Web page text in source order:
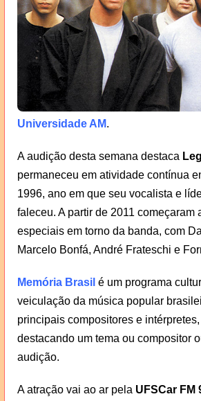
Universidade AM.
A audição desta semana destaca
permaneceu em atividade contínua
1996, ano em que seu vocalista e
faleceu. A partir de 2011 começaram
especiais em torno da banda, com
Marcelo Bonfá, André Frateschi e
Memória Brasil é um programa
veiculação da música popular
principais compositores e
destacando um tema ou compositor
audição.
A atração vai ao ar pela UFSCar FM